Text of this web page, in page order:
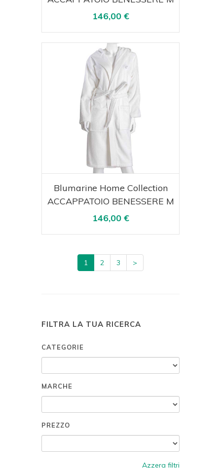
146,00 €
Acquista Visualizza
Blumarine Home Collection
ACCAPPATOIO BENESSERE M
146,00 €
1 2 3 >
FILTRA LA TUA RICERCA
CATEGORIE
MARCHE
PREZZO
Azzera filtri